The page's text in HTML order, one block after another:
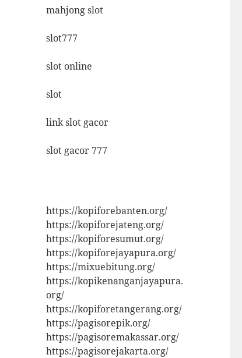
mahjong slot
slot777
slot online
slot
link slot gacor
slot gacor 777
https://kopiforebanten.org/
https://kopiforejateng.org/
https://kopiforesumut.org/
https://kopiforejayapura.org/
https://mixuebitung.org/
https://kopikenanganjayapura.
org/
https://kopiforetangerang.org/
https://pagisorepik.org/
https://pagisoremakassar.org/
https://pagisorejakarta.org/